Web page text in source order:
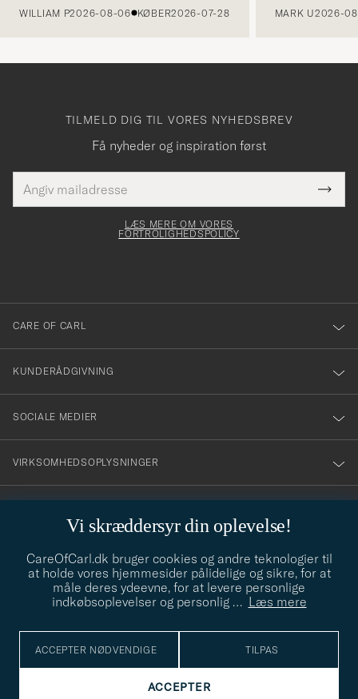
WILLIAM P2026-08-06 KØBER2026-07-28 MARK U2026-
Vi skræddersyr din oplevelse!
CareOfCarl.dk bruger cookies og andre teknologier til
at holde vores hjemmesider pålidelige og sikre, for at
måle deres ydeevne, for at levere personlige
indkøbsoplevelser og personlig … Læs mere
ACCEPTER NØDVENDIGE TILPAS
ACCEPTER
TILMELD DIG TIL VORES NYHEDSBREV
Få nyheder og inspiration først
mailadresse
skal
Tack
för
dig
till
vårt
nyhetsbrev!
LÆS MERE OM VORES
FORTROLIGHEDSPOLICY
CARE OF CARL
KUNDERÅDGIVNING
SOCIALE MEDIER
VIRKSOMHEDSOPLYSNINGER
info@careofcarl.dk
Behøver du hjælp til at finde din stil? Lad os hjælpe dig, vi hjælper
gerne til!
STILRÅD